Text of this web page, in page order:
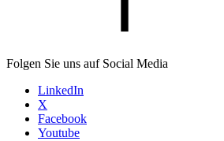
Folgen Sie uns auf Social Media
LinkedIn
X
Facebook
Youtube